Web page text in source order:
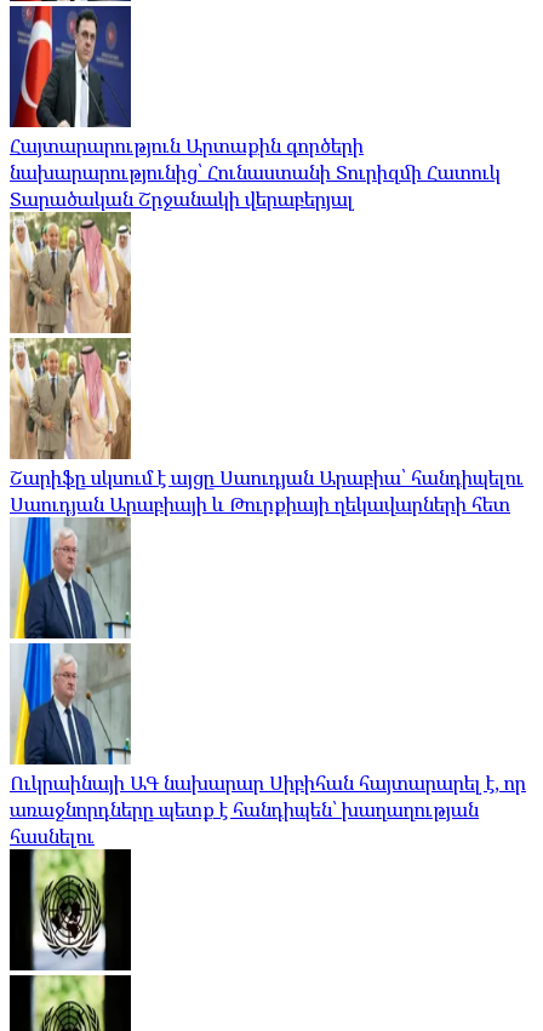
Հայտարարություն Արտաքին գործերի
նախարարությունից՝ Հունաստանի Տուրիզմի Հատուկ
Տարածական Շրջանակի վերաբերյալ
Շարիֆը սկսում է այցը Սաուդյան Արաբիա՝ հանդիպելու
Սաուդյան Արաբիայի և Թուրքիայի ղեկավարների հետ
Ուկրաինայի ԱԳ նախարար Սիբիհան հայտարարել է, որ
առաջնորդները պետք է հանդիպեն՝ խաղաղության
հասնելու